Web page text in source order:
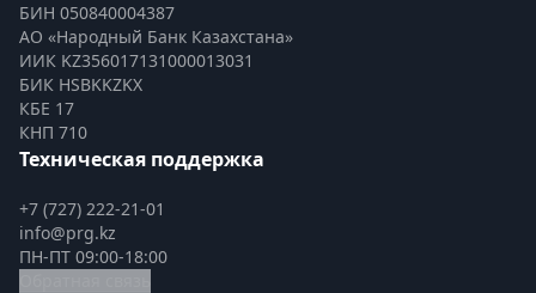
БИН 050840004387
АО «Народный Банк Казахстана»
ИИК KZ356017131000013031
БИК HSBKKZKX
КБЕ 17
КНП 710
Техническая поддержка
+7 (727) 222-21-01
info@prg.kz
ПН-ПТ 09:00-18:00